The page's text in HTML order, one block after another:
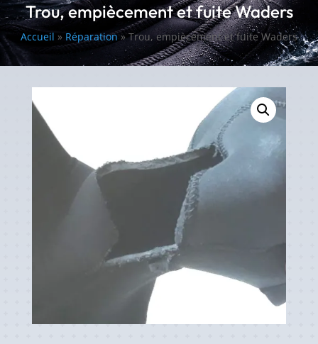
Trou, empiècement et fuite Waders
Accueil » Réparation »Trou, empiècement et fuite Waders